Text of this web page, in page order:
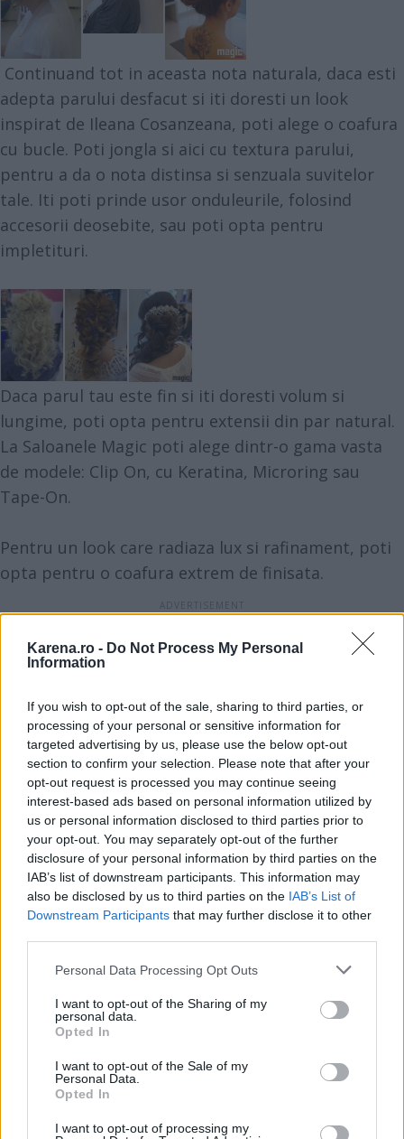
Karena.ro - Do Not Process My Personal
Information
If you wish to opt-out of the sale, sharing to third parties, or
processing of your personal or sensitive information for
targeted advertising by us, please use the below opt-out
section to confirm your selection. Please note that after your
opt-out request is processed you may continue seeing
interest-based ads based on personal information utilized by
us or personal information disclosed to third parties prior to
your opt-out. You may separately opt-out of the further
disclosure of your personal information by third parties on the
IAB’s list of downstream participants. This information may
also be disclosed by us to third parties on the IAB’s List of
Downstream Participants that may further disclose it to other
Please note that this website/app uses one or more Google
not limited to your visit or usage behaviour. You may click to
grant or deny consent to Google and its third-party tags to
use your data for below specified purposes in below Google
consent section.
Personal Data Processing Opt Outs
I want to opt-out of the Sharing of my
personal data.
Opted In
I want to opt-out of the Sale of my
Personal Data.
Opted In
I want to opt-out of processing my
Continuand tot in aceasta nota naturala, daca esti
adepta parului desfacut si iti doresti un look
inspirat de Ileana Cosanzeana, poti alege o coafura
cu bucle. Poti jongla si aici cu textura parului,
pentru a da o nota distinsa si senzuala suvitelor
tale. Iti poti prinde usor onduleurile, folosind
accesorii deosebite, sau poti opta pentru
impletituri.
Daca parul tau este fin si iti doresti volum si
lungime, poti opta pentru extensii din par natural.
La Saloanele Magic poti alege dintr-o gama vasta
de modele: Clip On, cu Keratina, Microring sau
Tape-On.
Pentru un look care radiaza lux si rafinament, poti
opta pentru o coafura extrem de finisata.
Manichiura
Manichiura trebuie sa fie cat mai simpla, in culori
naturale de nude, rose, alb laptos sau sidefat.
Iti recomandam manichiura cu gel, care este
deosebit de rezistenta si de efect si iti da
posibilitatea unor modele mai softisticate.
In ceea ce priveste forma, iti recomandam unghiile
balerina, ori cele ovale. Trebuie sa tii cont si de
ajuta sa iei cea mai buna alegere.
Manichiura de tip french este o alegere foarte buna
si poate fi realizata in diverse moduri: cu cristale,
picturi tematice, 3D sau accente dantelate.